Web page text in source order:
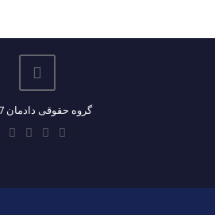
گروه حقوقی دادمان 2017